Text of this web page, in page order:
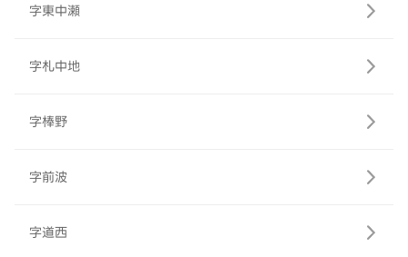
字東中瀬
字札中地
字棒野
字前波
字道西